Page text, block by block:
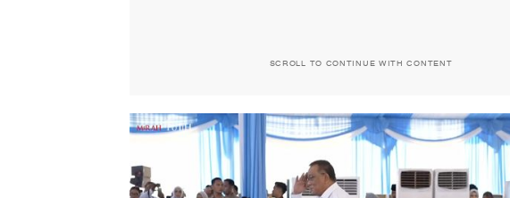
SCROLL TO CONTINUE WITH CONTENT